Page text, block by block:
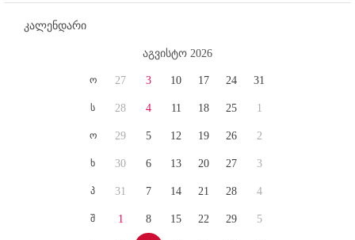
კალენდარი
აგვისტო 2026
ო
ს
ო
ხ
პ
შ
27
28
29
30
31
1
3
4
5
6
7
8
10
11
12
13
14
15
17
18
19
20
21
22
24
25
26
27
28
29
31
1
2
3
4
5